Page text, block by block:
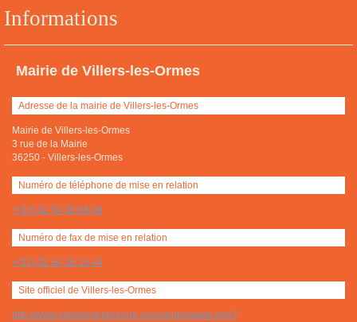
Informations
Mairie de Villers-les-Ormes
Adresse de la mairie de Villers-les-Ormes
Mairie de Villers-les-Ormes
3 rue de la Mairie
36250 - Villers-les-Ormes
Numéro de téléphone de mise en relation
+(33) 02 54 36 68 08
Numéro de fax de mise en relation
+(33) 02 54 36 15 44
Site officiel de Villers-les-Ormes
http://www.valdelindrebrenne.com/centre/page.php?